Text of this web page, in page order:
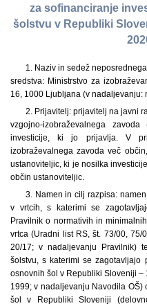
za sofinanciranje
šolstvu v Republiki
1. Naziv in sedež
sredstva: Ministrstvo za
16, 1000 Ljubljana (v nadaljevanju:
2. Prijavitelj: prijavitelj na javni
vzgojno-izobraževalnega
investicije, ki jo prijavlja. V
izobraževalnega zavoda več
ustanoviteljic, ki je nosilka
občin ustanoviteljic.
3. Namen in cilj razpisa:
v vrtcih, s katerimi se
Pravilnik o normativih in
vrtca (Uradni list RS, št. 73/00, 75/
20/17; v nadaljevanju Pravilnik)
šolstvu, s katerimi se
osnovnih šol v Republiki Sloveniji
1999; v nadaljevanju Navodila
šol v Republiki Sloveniji